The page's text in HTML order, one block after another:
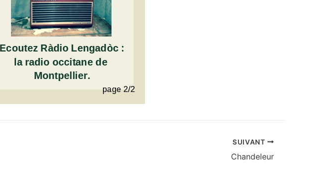
SUIVANT
Chandeleur